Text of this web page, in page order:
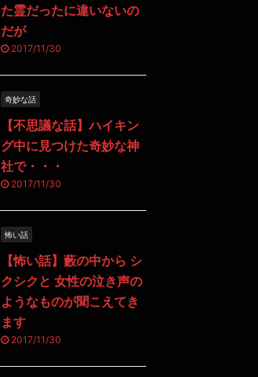
た霊だったに違いないの
だが
2017/11/30
奇妙な話
【不思議な話】ハイキン
グ中に見つけた奇妙な神
社で・・・
2017/11/30
怖い話
【怖い話】藪の中から シ
クシクと 女性の泣き声の
ようなものが聞こえてき
ます
2017/11/30